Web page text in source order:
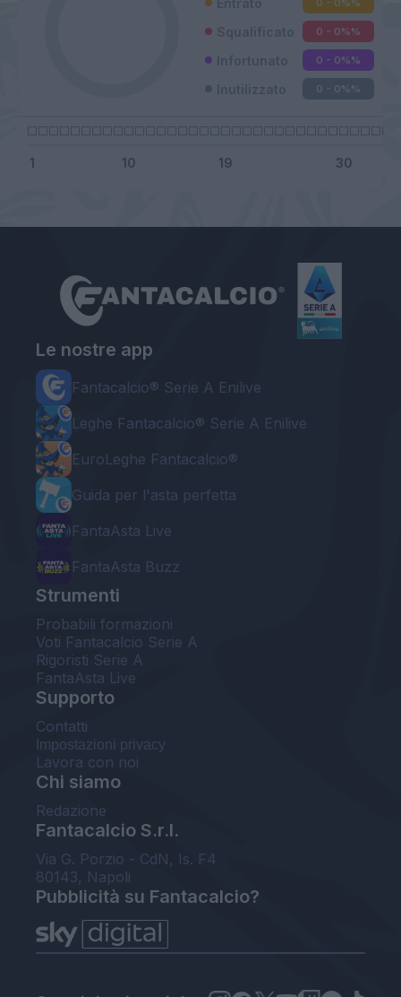
0 - 0%%
0 - 0%%
0 - 0%%
Le nostre app
Fantacalcio® Serie A Enilive
Leghe Fantacalcio® Serie A Enilive
EuroLeghe Fantacalcio®
Guida per l'asta perfetta
FantaAsta Live
FantaAsta Buzz
Strumenti
Probabili formazioni
Voti Fantacalcio Serie A
Rigoristi Serie A
FantaAsta Live
Supporto
Contatti
Impostazioni privacy
Lavora con noi
Chi siamo
Redazione
Fantacalcio S.r.l.
Via G. Porzio - CdN, Is. F4
80143, Napoli
Pubblicità su Fantacalcio?